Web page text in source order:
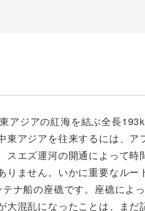
アジアの紅海を結ぶ全長
東アジアを往来するには、ア
スエズ運河の開通によって時
りません。いかに重要なルー
ナ船の座礁です。座礁によ
大混乱になったことは、まだ